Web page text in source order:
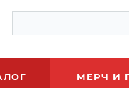
МЕРЧ И